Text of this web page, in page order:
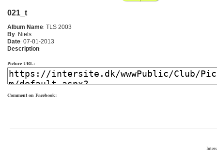
021_t
Album Name: TLS 2003
By: Niels
Date: 07-01-2013
Description:
Picture URL:
Comment on Facebook: